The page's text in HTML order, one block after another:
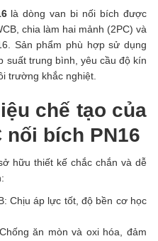
là dòng van bi nối bích được
chia làm hai mảnh (2PC) và
Sản phẩm phù hợp sử dụng
suất trung bình, yêu cầu độ kín
trường khắc nghiệt.
chế tạo của
nối bích PN16
hữu thiết kế chắc chắn và dễ
Chịu áp lực tốt, độ bền cơ học
ăn mòn và oxi hóa, đảm